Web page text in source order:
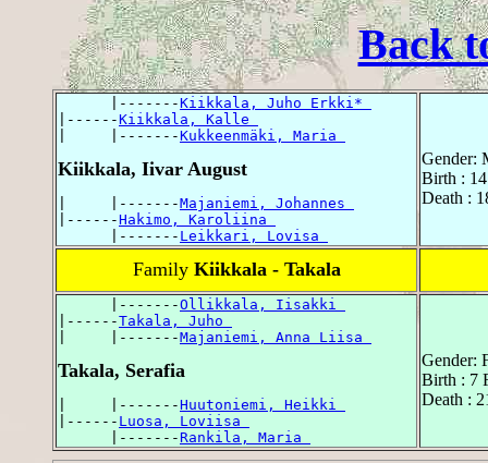
Back
      |-------
Kiikkala, Juho Erkki*
|------Kiikkala, Kalle
|     |-------Kukkeenmäki, Maria
Kiikkala, Iivar August
|     |-------Majaniemi, Johannes
|------Hakimo, Karoliina
      |-------
Leikkari, Lovisa
Gender:
Birth :
Death :
Family Kiikkala - Takala
      |-------
Ollikkala, Iisakki
|------Takala, Juho
|     |-------Majaniemi, Anna Liisa
Takala, Serafia
|     |-------Huutoniemi, Heikki
|------ Luosa, Loviisa
      |-------
Rankila, Maria
Gender:
Birth : 7
Death :